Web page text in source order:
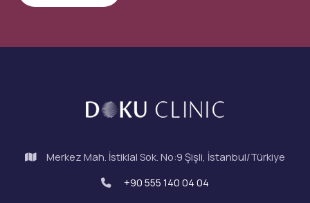
Merkez Mah. İstiklal Sok. No:9 Şişli, İstanbul/Türkiye
+90 555 140 04 04